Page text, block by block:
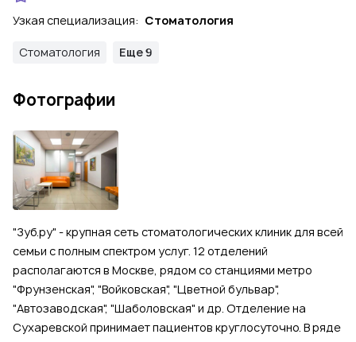
Узкая специализация: Стоматология
Стоматология Еще 9
Фотографии
"Зуб.ру" - крупная сеть стоматологических клиник для всей
семьи с полным спектром услуг. 12 отделений
располагаются в Москве, рядом со станциями метро
"Фрунзенская", "Войковская", "Цветной бульвар",
"Автозаводская", "Шаболовская" и др. Отделение на
Сухаревской принимает пациентов круглосуточно. В ряде